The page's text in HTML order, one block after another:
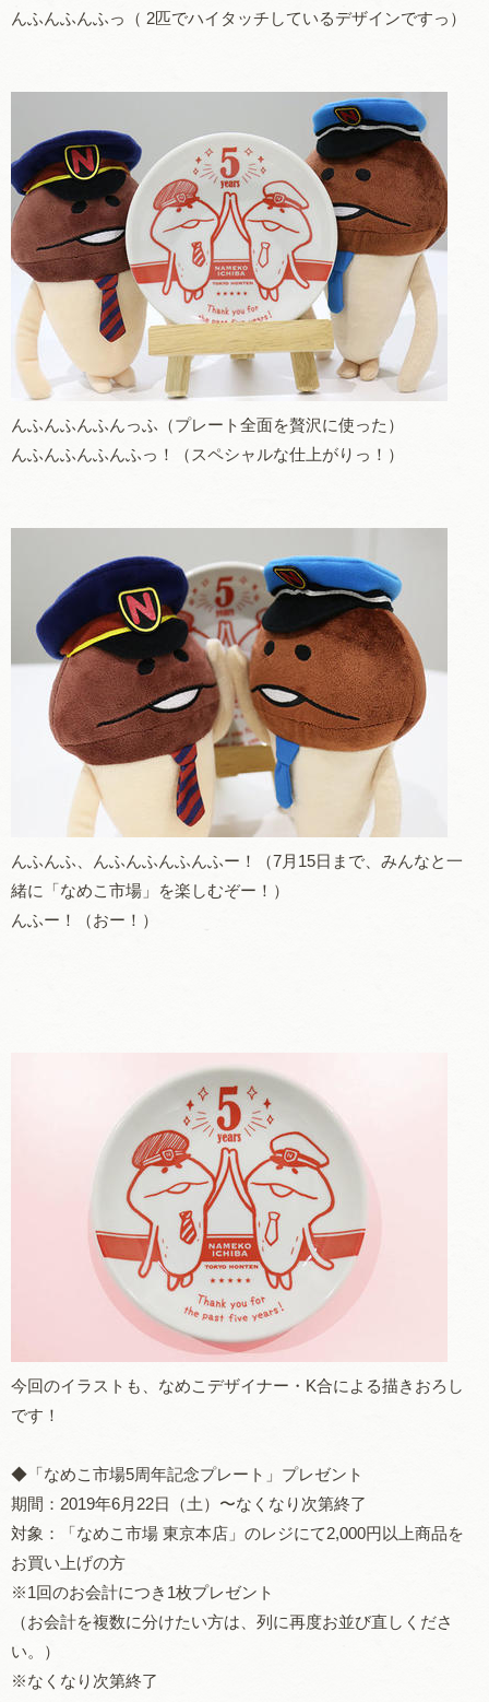
んふんふんふっ（ 2匹でハイタッチしているデザインですっ）
んふんふんふんっふ（プレート全面を贅沢に使った）
んふんふんふんふっ！（スペシャルな仕上がりっ！）
んふんふ、んふんふんふんふー！（7月15日まで、みんなと一
緒に「なめこ市場」を楽しむぞー！）
んふー！（おー！）
今回のイラストも、なめこデザイナー・K合による描きおろし
です！
◆「なめこ市場5周年記念プレート」プレゼント
期間：2019年6月22日（土）〜なくなり次第終了
対象：「なめこ市場 東京本店」のレジにて2,000円以上商品を
お買い上げの方
※1回のお会計につき1枚プレゼント
（お会計を複数に分けたい方は、列に再度お並び直しくださ
い。）
※なくなり次第終了